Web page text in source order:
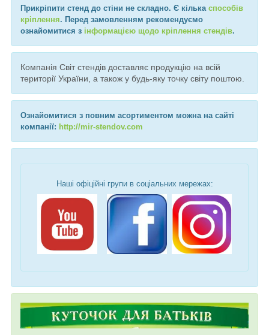
Прикріпити стенд до стіни не складно. Є кілька способів
кріплення. Перед замовленням рекомендуємо
ознайомитися з інформацією щодо кріплення стендів.
Компанія Світ стендів доставляє продукцію на всій
території України, а також у будь-яку точку світу поштою.
Ознайомитися з повним асортиментом можна на сайті
компанії: http://mir-stendov.com
Наші офіційні групи в соціальних мережах: